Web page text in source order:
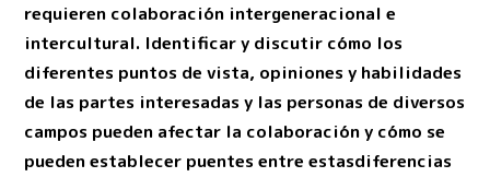
requieren colaboración intergeneracional e
intercultural. Identificar y discutir cómo los
diferentes puntos de vista, opiniones y habilidades
de las partes interesadas y las personas de diversos
campos pueden afectar la colaboración y cómo se
pueden establecer puentes entre estasdiferencias